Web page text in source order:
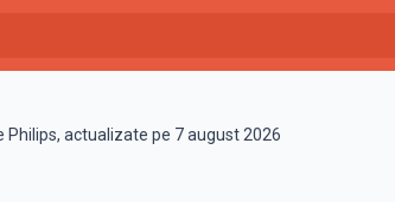
actualizate pe 7 august 2026